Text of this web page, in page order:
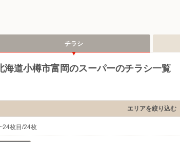
チラシ
海道小樽市富岡のスーパーのチラシ一覧
エリアを絞り込む
枚目/24枚